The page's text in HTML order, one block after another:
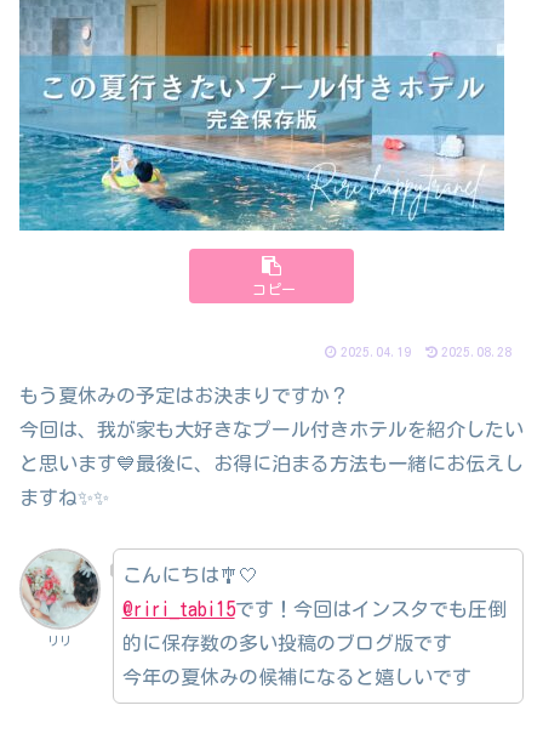
コピー
2025.04.19 2025.08.28
もう夏休みの予定はお決まりですか？
今回は、我が家も大好きなプール付きホテルを紹介したい
と思います💙最後に、お得に泊まる方法も一緒にお伝えし
ますね✨✨
リリ
こんにちは🎐🤍
@riri_tabi15です！今回はインスタでも圧倒
的に保存数の多い投稿のブログ版です
今年の夏休みの候補になると嬉しいです